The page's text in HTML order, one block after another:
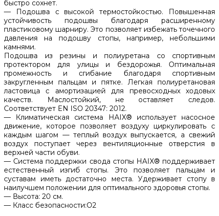
быстро сохнет.
— Подошва с высокой термостойкостью. Повышенная
устойчивость подошвы благодаря расширенному
пластиковому шарниру. Это позволяет избежать точечного
давления на подошву стопы, например, небольшими
камнями.
Подошва из резины и полиуретана со спортивным
протектором для улицы и бездорожья. Оптимальная
промежность и сгибание благодаря спортивным
закругленным пальцам и пятке. Легкая полиуретановая
ластовица с амортизацией для превосходных ходовых
качеств. Маслостойкий, не оставляет следов.
Соответствует EN ISO 20347: 2012.
— Климатическая система HAIX® использует насосное
движение, которое позволяет воздуху циркулировать с
каждым шагом — теплый воздух выпускается, а свежий
воздух поступает через вентиляционные отверстия в
верхней части обуви.
— Система поддержки свода стопы HAIX® поддерживает
естественный изгиб стопы. Это позволяет пальцам и
суставам иметь достаточно места. Удерживает стопу в
наилучшем положении для оптимального здоровья стопы.
— Высота: 20 см.
— Класс безопасности:О2